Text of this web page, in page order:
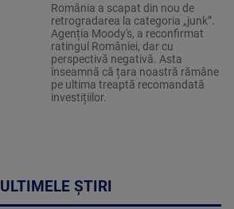
România a scapat din nou de
retrogradarea la categoria „junk”.
Agenția Moody's, a reconfirmat
ratingul României, dar cu
perspectivă negativă. Asta
înseamnă că țara noastră rămâne
pe ultima treaptă recomandată
investițiilor.
ULTIMELE ȘTIRI